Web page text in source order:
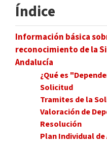
Índice
Información básica
reconocimiento de la
Andalucía
¿Qué es
Solicitud
Tramites de la
Valoración de
Resolución
Plan Individual